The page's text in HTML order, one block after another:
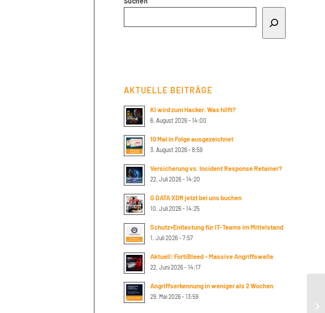
AKTUELLE BEITRÄGE
KI wird zum Hacker. Was hilft?
6. August 2026 - 14:00
10 Mal in Folge ausgezeichnet
3. August 2026 - 8:59
Versicherung vs. Incident Response Retainer?
22. Juli 2026 - 14:20
G DATA XDR jetzt bei uns buchen
10. Juli 2026 - 14:25
Schutz+Entlastung für IT-Teams im Mittelstand
1. Juli 2026 - 7:57
Aktuell: FortiBleed – Massive Angriffswelle
22. Juni 2026 - 14:17
Angriffserkennung in weniger als 2 Wochen
29. Mai 2026 - 13:59